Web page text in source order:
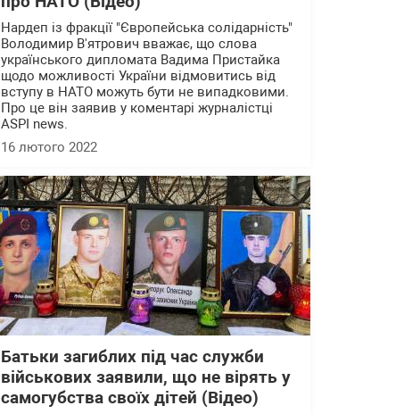
Нардеп із фракції "Європейська солідарність"
Володимир В'ятрович вважає, що слова
українського дипломата Вадима Пристайка
щодо можливості України відмовитись від
вступу в НАТО можуть бути не випадковими.
Про це він заявив у коментарі журналістці
ASPI news.
16 лютого 2022
Батьки загиблих під час служби
військових заявили, що не вірять у
самогубства своїх дітей (Відео)